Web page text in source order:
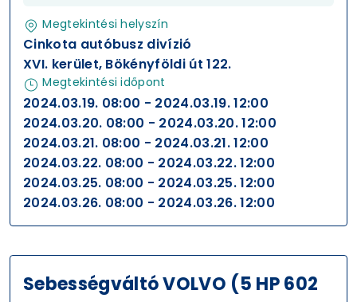
Megtekintési helyszín
Cinkota autóbusz divízió
XVI. kerület, Bökényföldi út 122.
Megtekintési időpont
2024.03.19. 08:00 - 2024.03.19. 12:00
2024.03.20. 08:00 - 2024.03.20. 12:00
2024.03.21. 08:00 - 2024.03.21. 12:00
2024.03.22. 08:00 - 2024.03.22. 12:00
2024.03.25. 08:00 - 2024.03.25. 12:00
2024.03.26. 08:00 - 2024.03.26. 12:00
Sebességváltó VOLVO (5 HP 602